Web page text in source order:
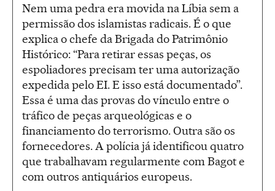
Nem uma pedra era movida na Líbia sem a
permissão dos islamistas radicais. É o que
explica o chefe da Brigada do Patrimônio
Histórico: “Para retirar essas peças, os
espoliadores precisam ter uma autorização
expedida pelo EI. E isso está documentado”.
Essa é uma das provas do vínculo entre o
tráfico de peças arqueológicas e o
financiamento do terrorismo. Outra são os
fornecedores. A polícia já identificou quatro
que trabalhavam regularmente com Bagot e
com outros antiquários europeus.